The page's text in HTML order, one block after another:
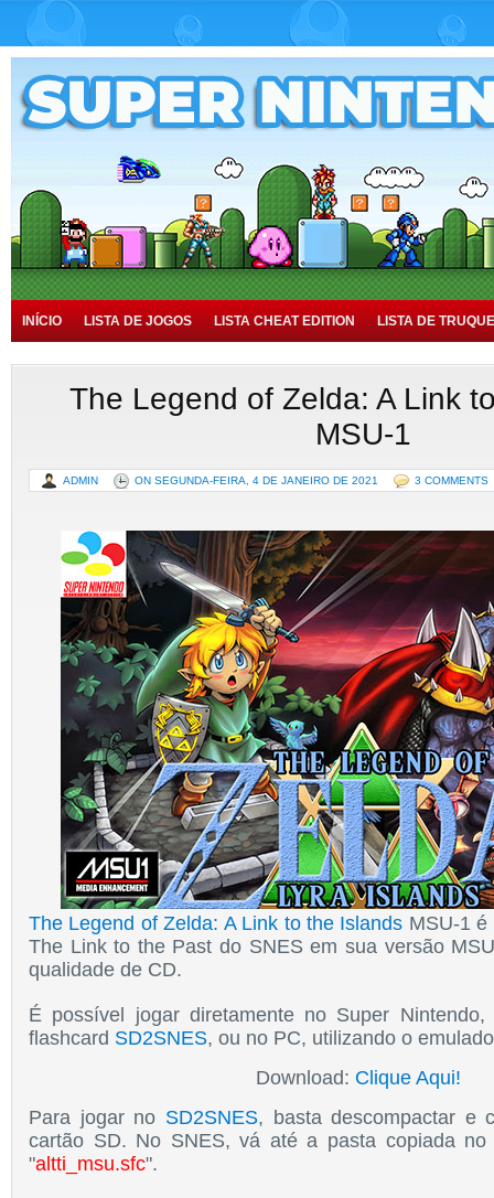
INÍCIO LISTA DE JOGOS LISTA CHEAT EDITION LISTA DE
TUTORIAIS HISTÓRIA
The Legend of Zelda: A Link
MSU-1
ADMIN ON SEGUNDA-FEIRA, 4 DE JANEIRO DE 2021 3 COMMENTS
The Legend of Zelda: A Link to the Islands MSU-1 é
The Link to the Past do SNES em sua versão
qualidade de CD.
É possível jogar diretamente no Super
flashcard SD2SNES, ou no PC, utilizando o
Download: Clique Aqui!
Para jogar no SD2SNES, basta descompactar e
cartão SD. No SNES, vá até a pasta copiada
"altti_msu.sfc".